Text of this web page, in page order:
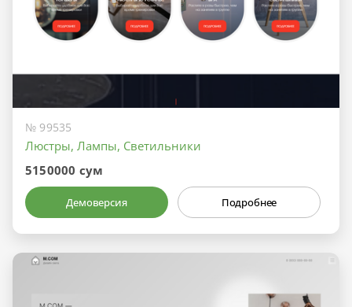
№ 99535
Люстры, Лампы, Светильники
5150000 сум
Демоверсия Подробнее